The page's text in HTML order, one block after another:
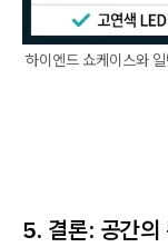
하이엔드 쇼케이스와
5. 결론: 공간의